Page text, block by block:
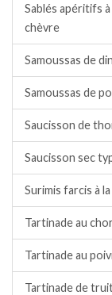
Sablés apéritifs
chèvre
Samoussas de
Samoussas de
Saucisson de
Saucisson sec
Surimis farcis à
Tartinade au
Tartinade au
Tartinade de